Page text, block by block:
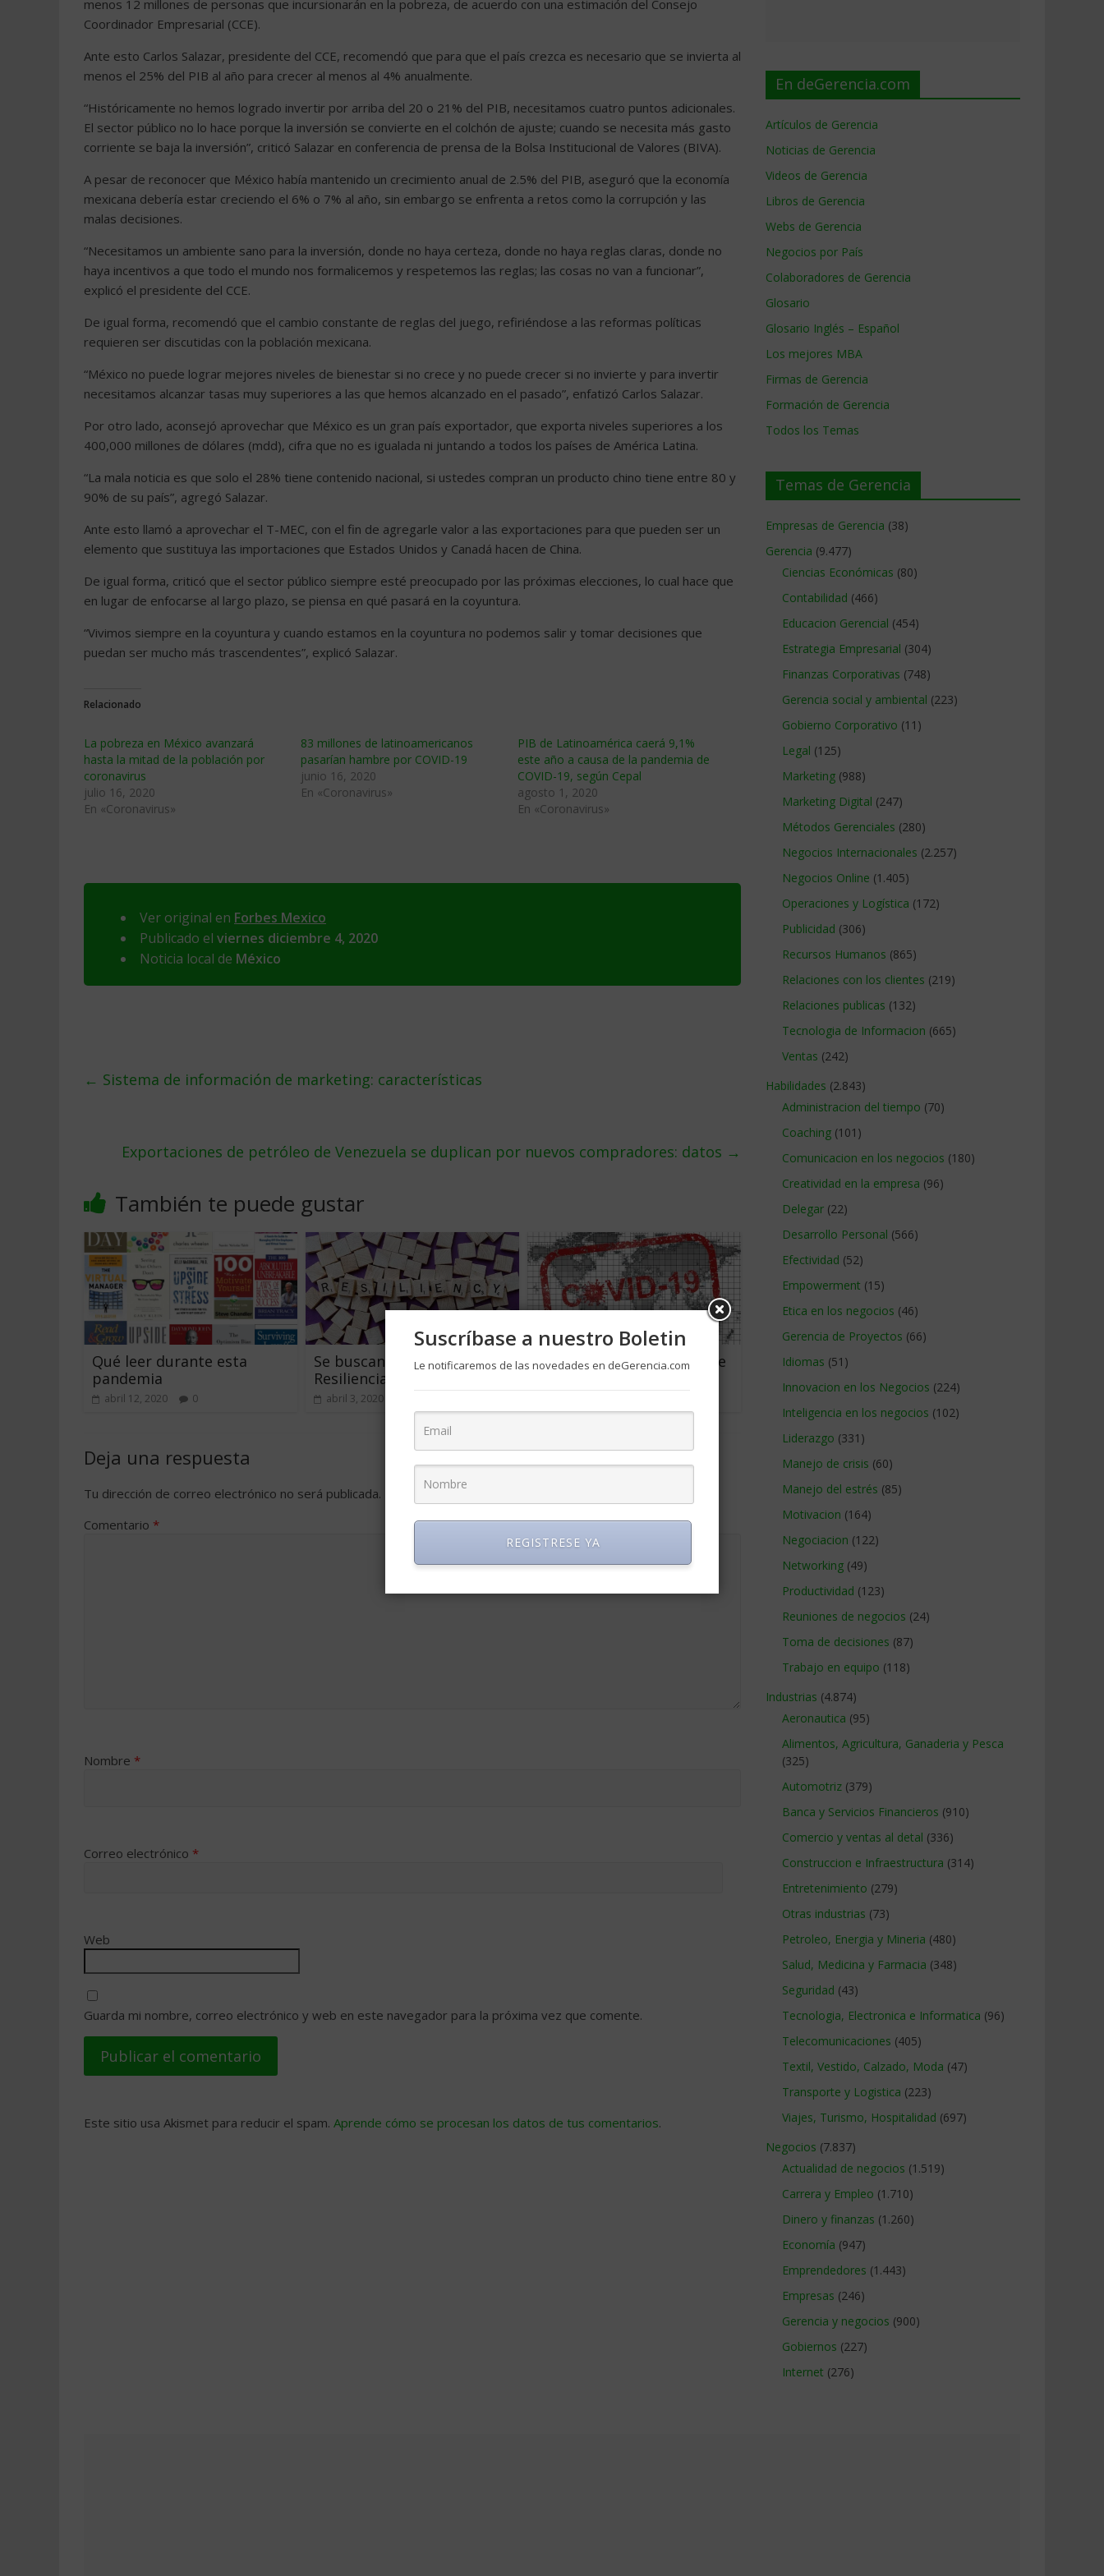
menos 12 millones de personas que incursionarán en la pobreza, de acuerdo con una estimación del Consejo
Coordinador Empresarial (CCE).
Ante esto Carlos Salazar, presidente del CCE, recomendó que para que el país crezca es necesario que se invierta al
menos el 25% del PIB al año para crecer al menos al 4% anualmente.
“Históricamente no hemos logrado invertir por arriba del 20 o 21% del PIB, necesitamos cuatro puntos adicionales.
El sector público no lo hace porque la inversión se convierte en el colchón de ajuste; cuando se necesita más gasto
corriente se baja la inversión”, criticó Salazar en conferencia de prensa de la Bolsa Institucional de Valores (BIVA).
A pesar de reconocer que México había mantenido un crecimiento anual de 2.5% del PIB, aseguró que la economía
mexicana debería estar creciendo el 6% o 7% al año, sin embargo se enfrenta a retos como la corrupción y las
malas decisiones.
“Necesitamos un ambiente sano para la inversión, donde no haya certeza, donde no haya reglas claras, donde no
haya incentivos a que todo el mundo nos formalicemos y respetemos las reglas; las cosas no van a funcionar”,
explicó el presidente del CCE.
De igual forma, recomendó que el cambio constante de reglas del juego, refiriéndose a las reformas políticas
requieren ser discutidas con la población mexicana.
“México no puede lograr mejores niveles de bienestar si no crece y no puede crecer si no invierte y para invertir
necesitamos alcanzar tasas muy superiores a las que hemos alcanzado en el pasado”, enfatizó Carlos Salazar.
Por otro lado, aconsejó aprovechar que México es un gran país exportador, que exporta niveles superiores a los
400,000 millones de dólares (mdd), cifra que no es igualada ni juntando a todos los países de América Latina.
“La mala noticia es que solo el 28% tiene contenido nacional, si ustedes compran un producto chino tiene entre 80 y
90% de su país”, agregó Salazar.
Ante esto llamó a aprovechar el T-MEC, con el fin de agregarle valor a las exportaciones para que pueden ser un
elemento que sustituya las importaciones que Estados Unidos y Canadá hacen de China.
De igual forma, criticó que el sector público siempre esté preocupado por las próximas elecciones, lo cual hace que
en lugar de enfocarse al largo plazo, se piensa en qué pasará en la coyuntura.
“Vivimos siempre en la coyuntura y cuando estamos en la coyuntura no podemos salir y tomar decisiones que
puedan ser mucho más trascendentes”, explicó Salazar.
Relacionado
La pobreza en México avanzará
hasta la mitad de la población por
coronavirus
julio 16, 2020
En «Coronavirus»
83 millones de latinoamericanos
pasarían hambre por COVID-19
junio 16, 2020
En «Coronavirus»
PIB de Latinoamérica caerá 9,1%
este año a causa de la pandemia de
COVID-19, según Cepal
agosto 1, 2020
En «Coronavirus»
Ver original en Forbes Mexico
Publicado el viernes diciembre 4, 2020
Noticia local de México
← Sistema de información de marketing: características
Exportaciones de petróleo de Venezuela se duplican por nuevos compradores: datos →
También te puede gustar
Qué leer durante esta
pandemia
abril 12, 2020 0
Se buscan personas con
Resiliencia
abril 3, 2020
Lecciones para después de
Deja una respuesta
Tu dirección de correo electrónico no será publicada. Los campos obligatorios están marcados con
Comentario *
Nombre *
Correo electrónico *
Web
Guarda mi nombre, correo electrónico y web en este navegador para la próxima vez que comente.
Este sitio usa Akismet para reducir el spam. Aprende cómo se procesan los datos de tus comentarios.
En deGerencia.com
Artículos de Gerencia
Noticias de Gerencia
Videos de Gerencia
Libros de Gerencia
Webs de Gerencia
Negocios por País
Colaboradores de Gerencia
Glosario
Glosario Inglés – Español
Los mejores MBA
Firmas de Gerencia
Formación de Gerencia
Todos los Temas
Temas de Gerencia
Empresas de Gerencia (38)
Gerencia (9.477)
Ciencias Económicas (80)
Contabilidad (466)
Educacion Gerencial (454)
Estrategia Empresarial (304)
Finanzas Corporativas (748)
Gerencia social y ambiental (223)
Gobierno Corporativo (11)
Legal (125)
Marketing (988)
Marketing Digital (247)
Métodos Gerenciales (280)
Negocios Internacionales (2.257)
Negocios Online (1.405)
Operaciones y Logística (172)
Publicidad (306)
Recursos Humanos (865)
Relaciones con los clientes (219)
Relaciones publicas (132)
Tecnologia de Informacion (665)
Ventas (242)
Habilidades (2.843)
Administracion del tiempo (70)
Coaching (101)
Comunicacion en los negocios (180)
Creatividad en la empresa (96)
Delegar (22)
Desarrollo Personal (566)
Efectividad (52)
Empowerment (15)
Etica en los negocios (46)
Gerencia de Proyectos (66)
Idiomas (51)
Innovacion en los Negocios (224)
Inteligencia en los negocios (102)
Liderazgo (331)
Manejo de crisis (60)
Manejo del estrés (85)
Motivacion (164)
Negociacion (122)
Networking (49)
Productividad (123)
Reuniones de negocios (24)
Toma de decisiones (87)
Trabajo en equipo (118)
Industrias (4.874)
Aeronautica (95)
Alimentos, Agricultura, Ganaderia y Pesca
(325)
Automotriz (379)
Banca y Servicios Financieros (910)
Comercio y ventas al detal (336)
Construccion e Infraestructura (314)
Entretenimiento (279)
Otras industrias (73)
Petroleo, Energia y Mineria (480)
Salud, Medicina y Farmacia (348)
Seguridad (43)
Tecnologia, Electronica e Informatica (96)
Telecomunicaciones (405)
Textil, Vestido, Calzado, Moda (47)
Transporte y Logistica (223)
Viajes, Turismo, Hospitalidad (697)
Negocios (7.837)
Actualidad de negocios (1.519)
Carrera y Empleo (1.710)
Dinero y finanzas (1.260)
Economía (947)
Emprendedores (1.443)
Empresas (246)
Gerencia y negocios (900)
Gobiernos (227)
Internet (276)
Suscríbase a nuestro Boletin
Le notificaremos de las novedades en deGerencia.com
REGISTRESE YA